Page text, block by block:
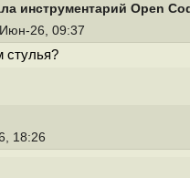
инструментарий Open
26, 09:37
стулья?
18:26